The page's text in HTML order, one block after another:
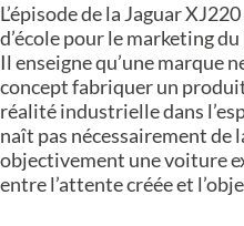
L’épisode de la Jaguar
d’école pour le marketing
Il enseigne qu’une marque
concept fabriquer un
réalité industrielle dans
naît pas nécessairement de
objectivement une voiture
entre l’attente créée et